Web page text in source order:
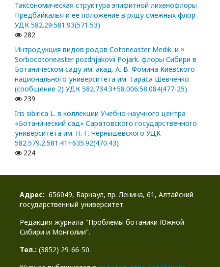
Таксономическая структура эпифитной лихенофлоры
Предбайкалья и ее положение в ряду смежных флор
УДК 582.29:581.93(571.53)
282
Интродукция видов родов Cotoneaster Medik. и ×
Sorbocotoneaster pozdnjakovii Pojark. флоры Сибири в
Ботаническом саду им. акад. А. В. Фомина Киевского
национального университета им. Тараса Шевченко
(сообщение 2) УДК 582.734.3+58.006:58.084(477-25)
239
Iris sibirica L. в коллекции Учебно-научного центра
«Ботанический сад» Саратовского государственного
университета им. Н. Г. Чернышевского УДК
582.579.2:581.41+635.92(470.43)
224
Адрес: 656049, Барнаул, пр. Ленина, 61, Алтайский
государственный университет.
Редакция журнала "Проблемы ботаники Южной
Сибири и Монголии".
Тел.: (3852) 29-66-50.